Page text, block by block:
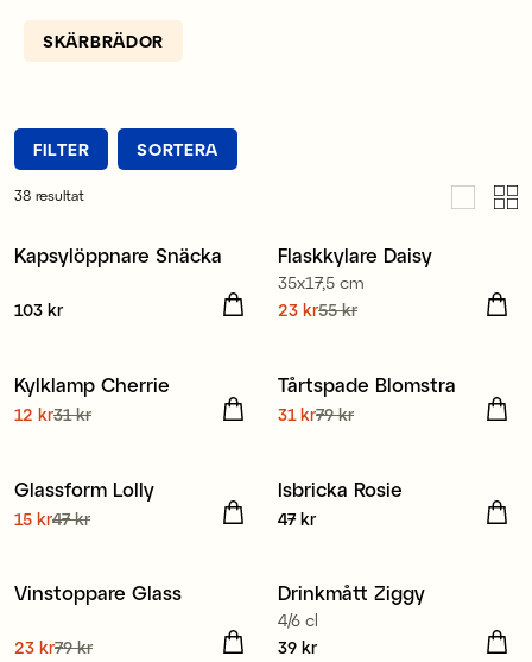
SKÄRBRÄDOR
FILTER SORTERA
38 resultat
Kapsylöppnare Snäcka
Pris :103 kr
103 kr
Flaskkylare Daisy
35x17,5 cm
Nuvarande pris
23 kr55 kr
Kylklamp Cherrie
Nuvarande pris
12 kr31 kr
Tårtspade Blomstra
Nuvarande pris
31 kr79 kr
Glassform Lolly
Nuvarande pris
15 kr47 kr
Isbricka Rosie
Pris:
47 kr
Vinstoppare Glass
Nuvarande pris
23 kr79 kr
Drinkmått Ziggy
4/6 cl
Pris:
39 kr